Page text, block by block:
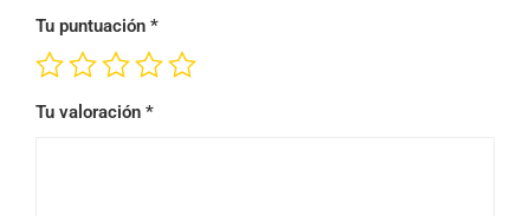
Tu puntuación *
Tu valoración *